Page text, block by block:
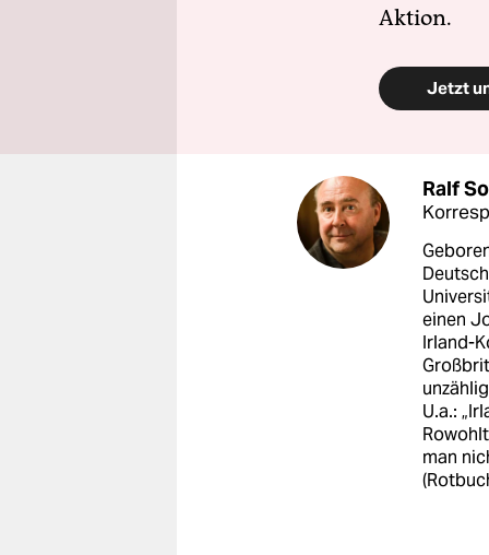
Aktion.
Jetzt
Ralf
einen
Irland-
U.a.:
man